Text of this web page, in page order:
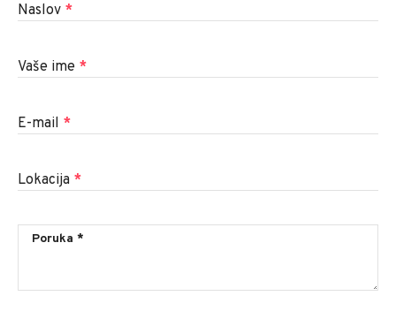
Naslov *
Vaše ime *
E-mail *
Lokacija *